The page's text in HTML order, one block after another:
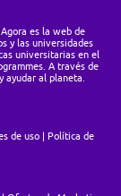
es la web de
y las universidades
universitarias en el
A través de
ayudar al planeta.
de uso
Política de